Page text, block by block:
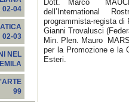
02-04
02-03
NEL
99
Dott. Marco
dell’International
programmista-regista di
Gianni Trovalusci
Min. Plen. Mauro
per la Promozione e la
Esteri.